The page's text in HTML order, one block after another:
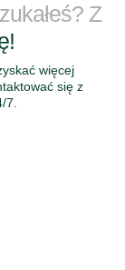
Z
więcej
się z
7.